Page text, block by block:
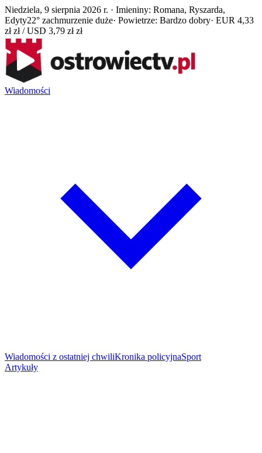
Niedziela, 9 sierpnia 2026 r. · Imieniny: Romana, Ryszarda,
Edyty22° zachmurzenie duże· Powietrze: Bardzo dobry· EUR 4,33
zł zł / USD 3,79 zł zł
Wiadomości
Wiadomości z ostatniej chwiliKronika policyjnaSport
Artykuły